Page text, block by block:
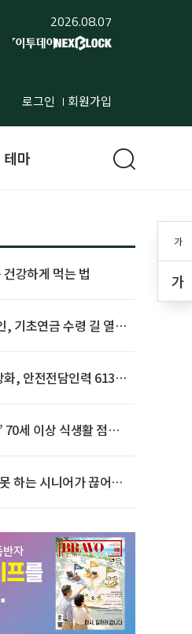
2026.08.07
로그인 회원가입
가
가
테마
강하게 먹는 법
, 기초연금 수령 길 열린
, 안전전담인력 613명
세 이상 식생활 점수
하는 시니어가 끊어야